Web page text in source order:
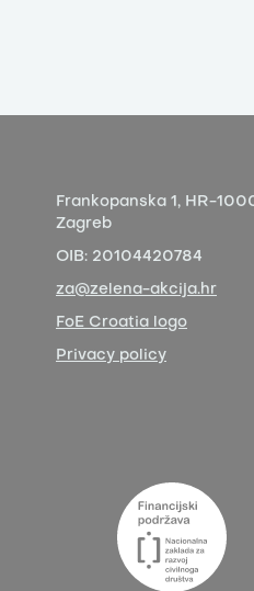
Frankopanska 1, HR-
Zagreb
OIB: 20104420784
za@zelena-akcija.hr
FoE Croatia logo
Privacy policy